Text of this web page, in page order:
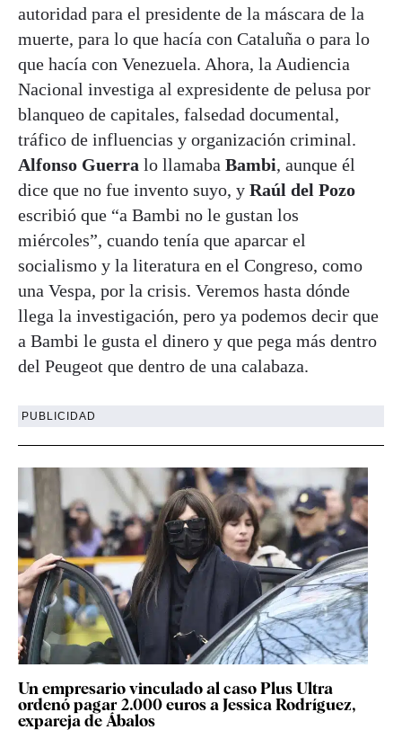
autoridad para el presidente de la máscara de la
muerte, para lo que hacía con Cataluña o para lo
que hacía con Venezuela. Ahora, la Audiencia
Nacional investiga al expresidente de pelusa por
blanqueo de capitales, falsedad documental,
tráfico de influencias y organización criminal.
Alfonso Guerra lo llamaba Bambi, aunque él
dice que no fue invento suyo, y Raúl del Pozo
escribió que “a Bambi no le gustan los
miércoles”, cuando tenía que aparcar el
socialismo y la literatura en el Congreso, como
una Vespa, por la crisis. Veremos hasta dónde
llega la investigación, pero ya podemos decir que
a Bambi le gusta el dinero y que pega más dentro
del Peugeot que dentro de una calabaza.
PUBLICIDAD
Un empresario vinculado al caso Plus Ultra
ordenó pagar 2.000 euros a Jessica Rodríguez,
expareja de Ábalos